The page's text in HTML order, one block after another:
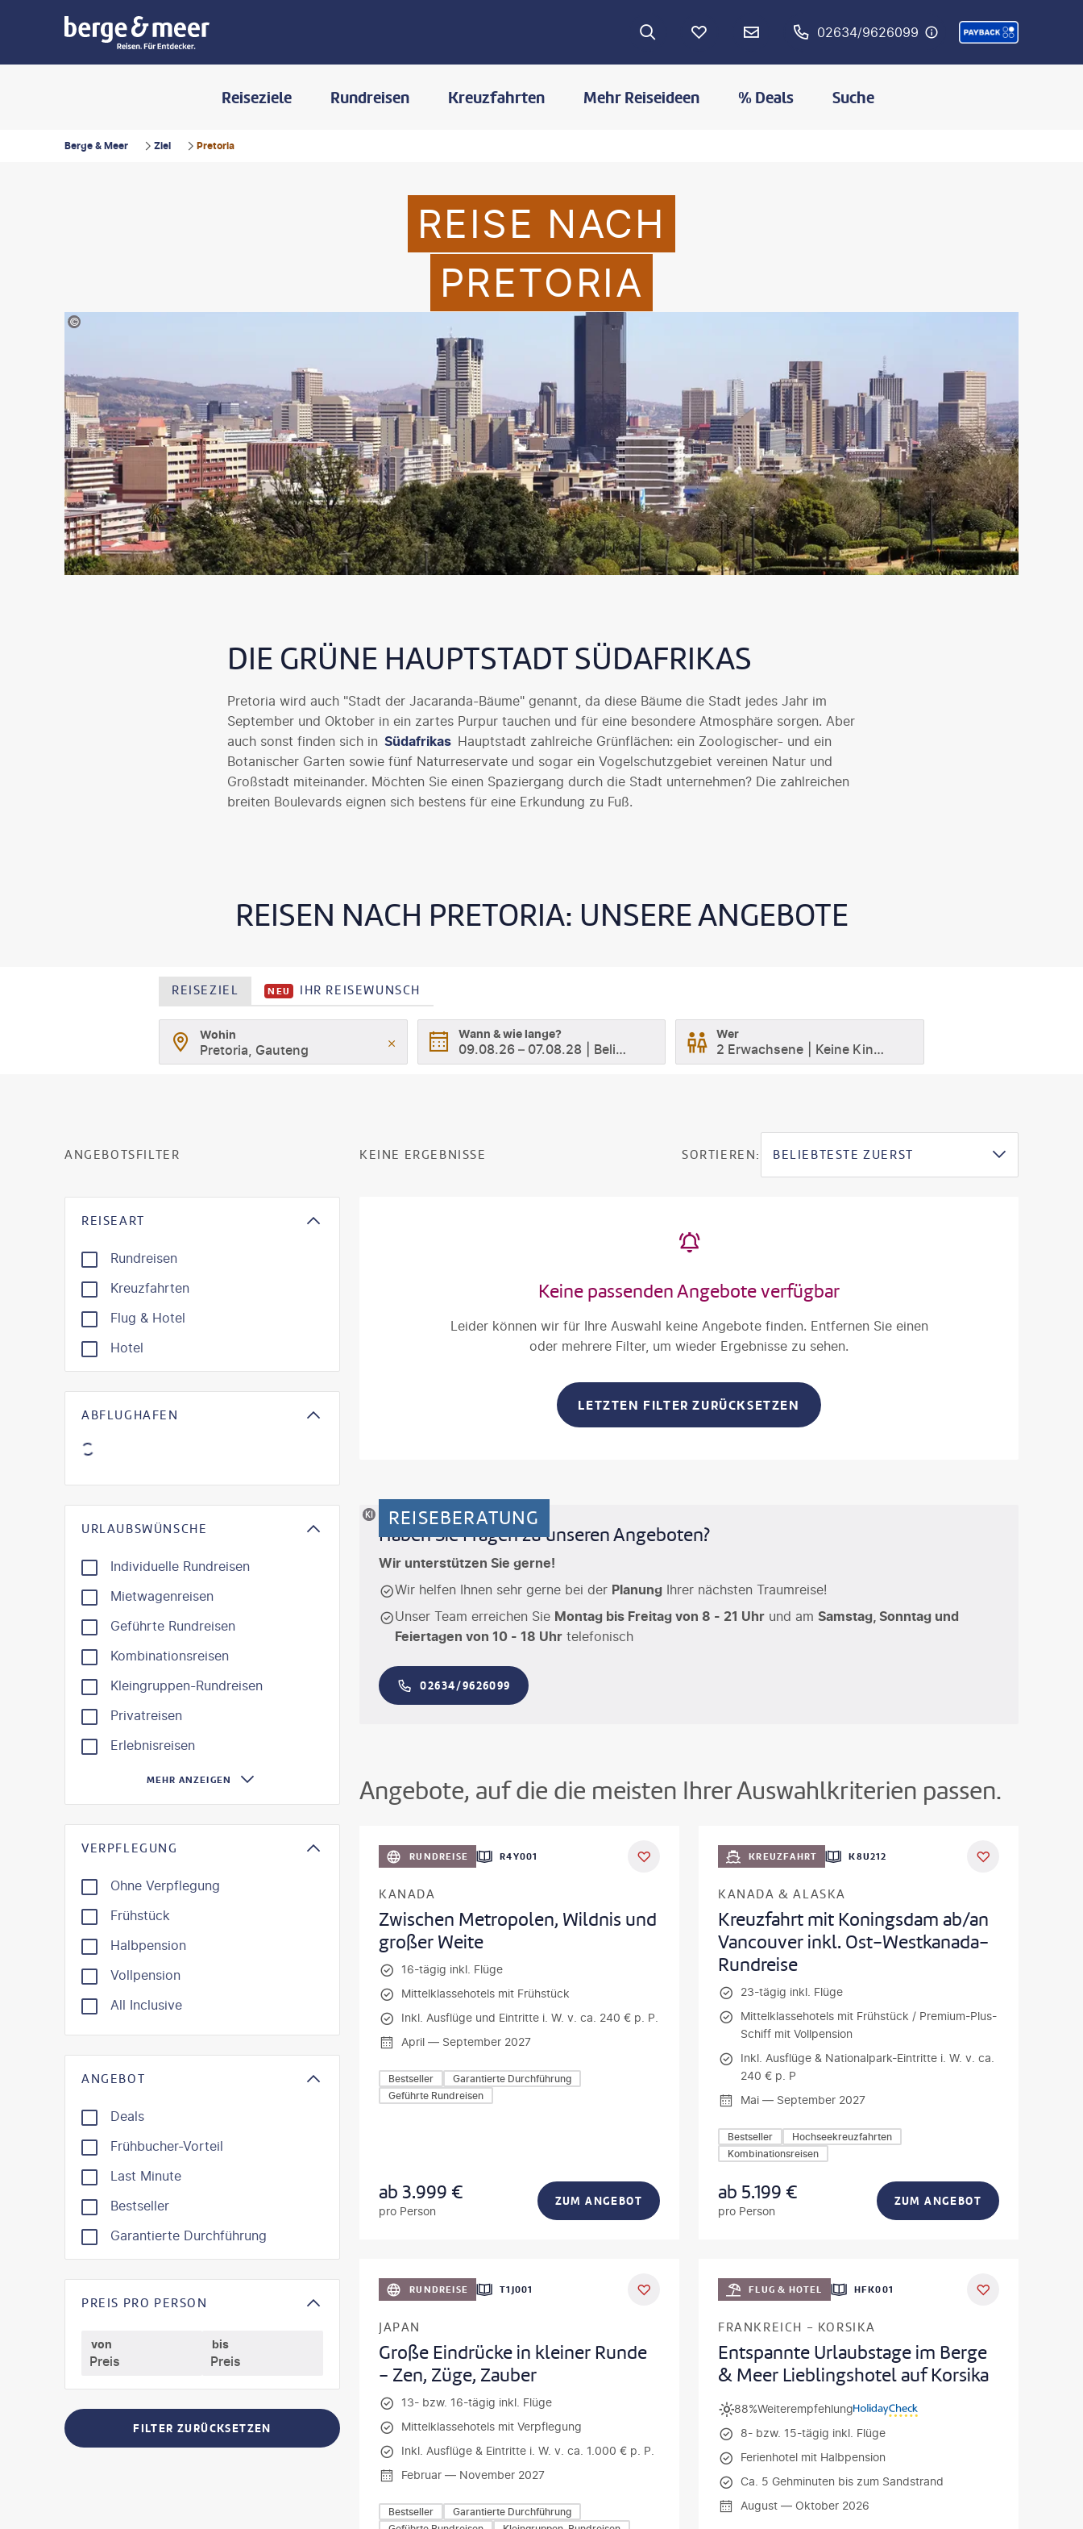
02634/9626099
Reiseziele Rundreisen Kreuzfahrten Mehr Reiseideen % Deals Suche
Berge & Meer Ziel Pretoria
REISE NACH
PRETORIA
©francis92-stock.adobe.com
DIE GRÜNE HAUPTSTADT SÜDAFRIKAS
Pretoria wird auch "Stadt der Jacaranda-Bäume" genannt, da diese Bäume die Stadt jedes Jahr im
September und Oktober in ein zartes Purpur tauchen und für eine besondere Atmosphäre sorgen. Aber
auch sonst finden sich in Südafrikas Hauptstadt zahlreiche Grünflächen: ein Zoologischer- und ein
Botanischer Garten sowie fünf Naturreservate und sogar ein Vogelschutzgebiet vereinen Natur und
Großstadt miteinander. Möchten Sie einen Spaziergang durch die Stadt unternehmen? Die zahlreichen
breiten Boulevards eignen sich bestens für eine Erkundung zu Fuß.
REISEN NACH PRETORIA: UNSERE ANGEBOTE
REISEZIEL NEU IHR REISEWUNSCH
Wohin
Pretoria, Gauteng
Wann & wie lange?
09.08.26– 07.08.28 Beliebig
Wer
2 Erwachsene Keine Kinder
ANGEBOTSFILTER
REISEART
Rundreisen
Kreuzfahrten
Flug & Hotel
Hotel
ABFLUGHAFEN
URLAUBSWÜNSCHE
Individuelle Rundreisen
Mietwagenreisen
Geführte Rundreisen
Kombinationsreisen
Kleingruppen-Rundreisen
Privatreisen
Erlebnisreisen
MEHR ANZEIGEN
VERPFLEGUNG
Ohne Verpflegung
Frühstück
Halbpension
Vollpension
All Inclusive
ANGEBOT
Deals
Frühbucher-Vorteil
Last Minute
Bestseller
Garantierte Durchführung
PREIS PRO PERSON
von bis
FILTER ZURÜCKSETZEN
KEINE ERGEBNISSE SORTIEREN: BELIEBTESTE ZUERST
Keine passenden Angebote verfügbar
Leider können wir für Ihre Auswahl keine Angebote finden. Entfernen Sie einen
oder mehrere Filter, um wieder Ergebnisse zu sehen.
LETZTEN FILTER ZURÜCKSETZEN
KI-generiertes MotivREISEBERATUNG
Haben Sie Fragen zu unseren Angeboten?
Wir unterstützen Sie gerne!
Wir helfen Ihnen sehr gerne bei der Planung Ihrer nächsten Traumreise!
Unser Team erreichen Sie Montag bis Freitag von 8 - 21 Uhr und am Samstag, Sonntag und
Feiertagen von 10 - 18 Uhr telefonisch
02634/9626099
Angebote, auf die die meisten Ihrer Auswahlkriterien passen.
RUNDREISE R4Y001
KANADA
Zwischen Metropolen, Wildnis und
großer Weite
16-tägig inkl. Flüge
Mittelklassehotels mit Frühstück
Inkl. Ausflüge und Eintritte i. W. v. ca. 240 € p. P.
April — September 2027
Bestseller
Garantierte Durchführung
Geführte Rundreisen
ab3.999 €
pro Person
ZUM ANGEBOT
KREUZFAHRT K8U212
KANADA & ALASKA
Kreuzfahrt mit Koningsdam ab/an
Vancouver inkl. Ost-Westkanada-
Rundreise
23-tägig inkl. Flüge
Mittelklassehotels mit Frühstück / Premium-Plus-
Schiff mit Vollpension
Inkl. Ausflüge & Nationalpark-Eintritte i. W. v. ca.
240 € p. P
Mai — September 2027
Bestseller
Hochseekreuzfahrten
Kombinationsreisen
ab 5.199 €
pro Person
ZUM ANGEBOT
RUNDREISE T1J001
JAPAN
Große Eindrücke in kleiner Runde
- Zen, Züge, Zauber
13- bzw. 16-tägig inkl. Flüge
Mittelklassehotels mit Verpflegung
Inkl. Ausflüge & Eintritte i. W. v. ca. 1.000 € p. P.
Februar — November 2027
Bestseller
Garantierte Durchführung
DEAL
FLUG & HOTEL HFK001
FRANKREICH - KORSIKA
Entspannte Urlaubstage im Berge
& Meer Lieblingshotel auf Korsika
Weiterempfehlung
88%
8- bzw. 15-tägig inkl. Flüge
Ferienhotel mit Halbpension
Ca. 5 Gehminuten bis zum Sandstrand
August — Oktober 2026